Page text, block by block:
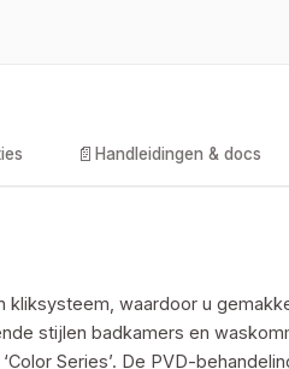
📄 Handleidingen & docs
kliksysteem, waardoor u
stijlen badkamers en
Series’. De PVD-